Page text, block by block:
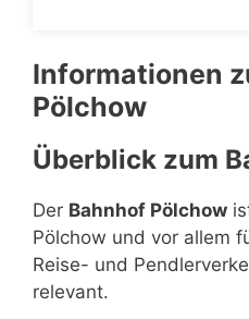
Informationen
Pölchow
Überblick zum
Der Bahnhof Pölchow
Pölchow und vor allem
Reise- und
relevant.